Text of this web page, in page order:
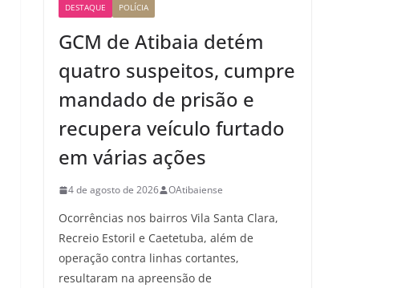
DESTAQUE POLÍCIA
GCM de Atibaia detém
quatro suspeitos, cumpre
mandado de prisão e
recupera veículo furtado
em várias ações
4 de agosto de 2026 OAtibaiense
Ocorrências nos bairros Vila Santa Clara,
Recreio Estoril e Caetetuba, além de
operação contra linhas cortantes,
resultaram na apreensão de